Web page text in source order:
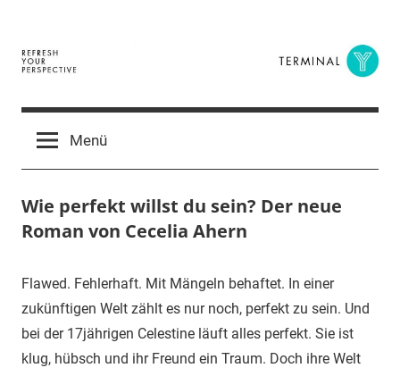
springen
Terminal
Y
Digital
BusinessMenü
Wie perfekt willst du sein? Der neue
Roman von Cecelia Ahern
9.
November
2016
terminal-
y
Urbi
et
orbi
Flawed. Fehlerhaft. Mit Mängeln behaftet. In einer
zukünftigen Welt zählt es nur noch, perfekt zu sein. Und
bei der 17jährigen Celestine läuft alles perfekt. Sie ist
klug, hübsch und ihr Freund ein Traum. Doch ihre Welt